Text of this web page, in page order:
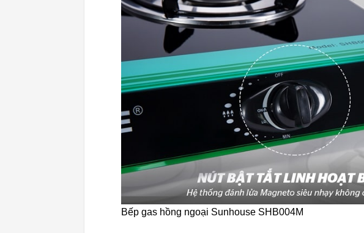
Bếp gas hồng ngoại Sunhouse SHB004M